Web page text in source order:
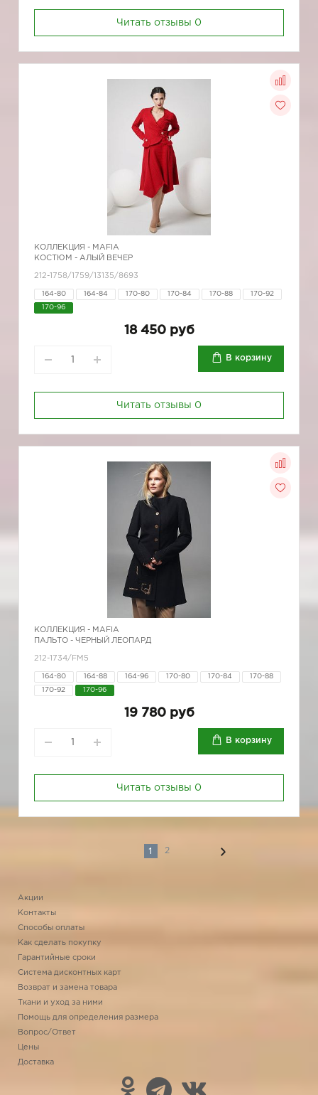
Читать отзывы 0
КОЛЛЕКЦИЯ - MAFIA
КОСТЮМ - АЛЫЙ ВЕЧЕР
212-1758/1759/13135/8693
164-80 164-84 170-80 170-84 170-88 170-92
170-96
18 450 руб
В корзину
Читать отзывы 0
КОЛЛЕКЦИЯ - MAFIA
ПАЛЬТО - ЧЕРНЫЙ ЛЕОПАРД
212-1734/FM5
164-80 164-88 164-96 170-80 170-84 170-88
170-92 170-96
19 780 руб
В корзину
Читать отзывы 0
1 2
Акции
Контакты
Способы оплаты
Как сделать покупку
Гарантийные сроки
Система дисконтных карт
Возврат и замена товара
Ткани и уход за ними
Помощь для определения размера
Вопрос/Ответ
Цены
Доставка